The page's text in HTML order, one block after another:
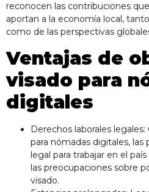
reconocen las contribuciones
aportan a la economía local,
como de las perspectivas
Ventajas de
visado para
digitales
Derechos laborales
para nómadas digitales,
legal para trabajar en el
las preocupaciones sobre
visado.